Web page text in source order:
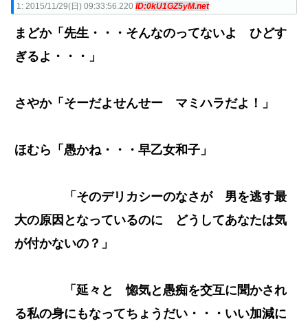
1: 2015/11/29(日) 09:33:56.220 ID:0kU1GZ5yM.net
まどか「先生・・・そんなのってないよ ひどす
ぎるよ・・・」
さやか「そーだよせんせー マミハラだよ！」
ほむら「愚かね・・・早乙女和子」
「そのデリカシーのなさが 男を逃す最
大の原因となっているのに どうしてあなたは気
が付かないの？」
「延々と 惚気と愚痴を交互に聞かされ
る私の身にもなってちょうだい・・・いい加減に